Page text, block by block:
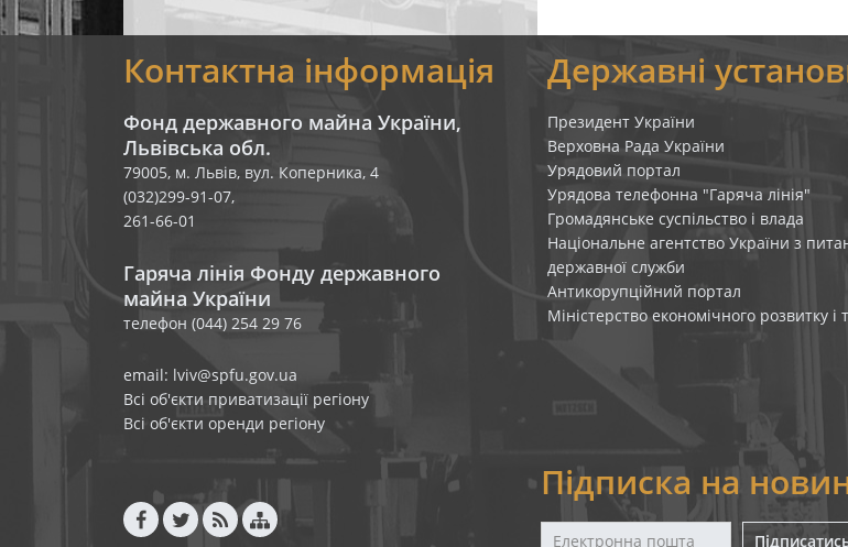
Контактна інформація
Фонд державного майна України,
Львівська обл.
79005, м. Львів, вул. Коперника, 4
(032)299-91-07,
261-66-01
Гаряча лінія Фонду державного
майна України
телефон (044) 254 29 76
email: lviv@spfu.gov.ua
Всі об'єкти приватизації регіону
Всі об'єкти оренди регіону
Державні
Президент України
Верховна Рада України
Урядовий портал
Урядова телефонна "Гаряча лінія"
Громадянське суспільство і влада
Національне агентство України з
державної служби
Антикорупційний портал
Міністерство економічного розвитку і
Підписка на